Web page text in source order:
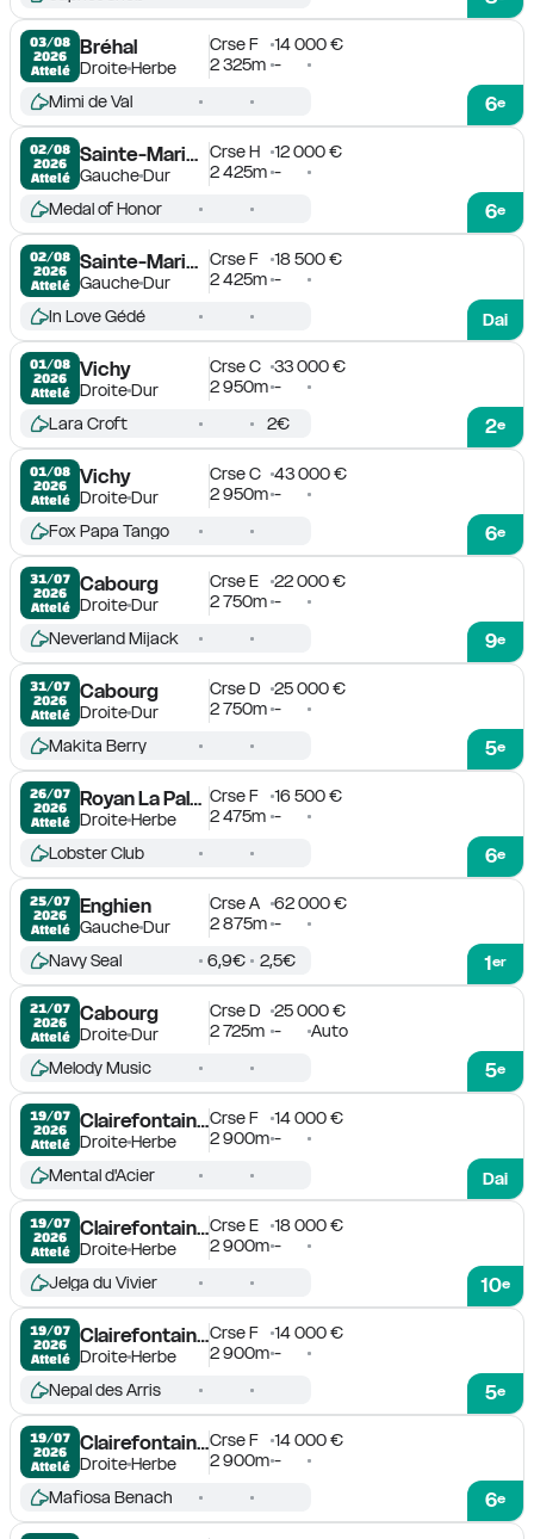
03/08
2026
Attelé
Bréhal
DroiteHerbe
Crse F
14 000 €
2 325m -
6e
Mimi de Val
02/08
2026
Attelé
Sainte-Marie-du-Mont
GaucheDur
Crse H
12 000 €
2 425m -
6e
Medal of Honor
02/08
2026
Attelé
Sainte-Marie-du-Mont
GaucheDur
Crse F
18 500 €
2 425m -
Dai
In Love Gédé
01/08
2026
Attelé
Vichy
DroiteDur
Crse C
33 000 €
2 950m -
2e
Lara Croft 2€
01/08
2026
Attelé
Vichy
DroiteDur
Crse C
43 000 €
2 950m -
6e
Fox Papa Tango
31/07
2026
Attelé
Cabourg
DroiteDur
Crse E
22 000 €
2 750m -
9e
Neverland Mijack
31/07
2026
Attelé
Cabourg
DroiteDur
Crse D
25 000 €
2 750m -
5e
Makita Berry
26/07
2026
Attelé
Royan La Palmyre
DroiteHerbe
Crse F
16 500 €
2 475m -
6e
Lobster Club
25/07
2026
Attelé
Enghien
GaucheDur
Crse A
62 000 €
2 875m -
1er
Navy Seal 6,9€ 2,5€
21/07
2026
Attelé
Cabourg
DroiteDur
Crse D
25 000 €
2 725m - Auto
5e
Melody Music
19/07
2026
Attelé
Clairefontaine-Deauville
DroiteHerbe
Crse F
14 000 €
2 900m -
Dai
Mental d'Acier
19/07
2026
Attelé
Clairefontaine-Deauville
DroiteHerbe
Crse E
18 000 €
2 900m -
10e
Jelga du Vivier
19/07
2026
Attelé
Clairefontaine-Deauville
DroiteHerbe
Crse F
14 000 €
2 900m -
5e
Nepal des Arris
19/07
2026
Attelé
Clairefontaine-Deauville
DroiteHerbe
Crse F
14 000 €
2 900m -
6e
Mafiosa Benach